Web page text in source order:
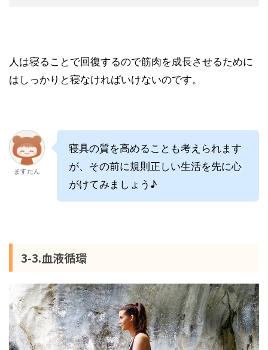
人は寝ることで回復するので筋肉を成長させるために
はしっかりと寝なければいけないのです。
ますたん
寝具の質を高めることも考えられます
が、その前に規則正しい生活を先に心
がけてみましょう♪
3-3.血液循環